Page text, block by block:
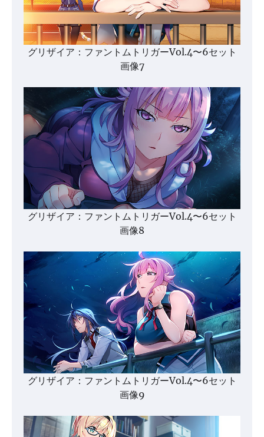
グリザイア：ファントムトリガーVol.4〜6セット
画像7
グリザイア：ファントムトリガーVol.4〜6セット
画像8
グリザイア：ファントムトリガーVol.4〜6セット
画像9